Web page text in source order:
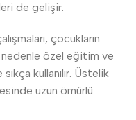
de gelişir.
çocukların
nedenle özel eğitim ve
kullanılır. Üstelik
uzun ömürlü